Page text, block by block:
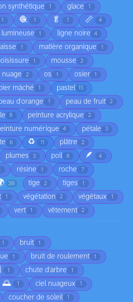
synthétique 1 glace 1
1 🧶 1 🥬 1 📏 4
lumineuse 1 ligne noire 4
1 matière organique 1
1 mousse 2
nuage 2 os 1 osier 1
mâché 1 pastel 15
d'orange 1 peau de fruit 2
8 peinture acrylique 2
numérique 4 pétale 3
6 ♻️ 11 plâtre 2
plumes 3 poil 8 🪶 4
résine 1 roche 7
30 tige 2 tiges 1
1 végétation 2 végétaux 1
vert 1 vêtement 2
1 bruit 1
1 bruit de roulement 1
1 chute d'arbre 1
🌅 1 ciel nuageux 1
coucher de soleil 1